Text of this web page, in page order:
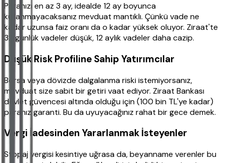
Paranızı en az 3 ay, idealde 12 ay boyunca
kullanmayacaksanız mevduat mantıklı. Çünkü vade ne
kadar uzunsa faiz oranı da o kadar yüksek oluyor. Ziraat'te
32 günlük vadeler düşük, 12 aylık vadeler daha cazip.
Düşük Risk Profiline Sahip Yatırımcılar
Borsa veya dövizde dalgalanma riski istemiyorsanız,
mevduat size sabit bir getiri vaat ediyor. Ziraat Bankası
devlet güvencesi altında olduğu için (100 bin TL'ye kadar)
paranız garanti. Bu da uyuyacağınız rahat bir gece demek.
Vergi İadesinden Yararlanmak İsteyenler
Stopaj vergisi kesintiye uğrasa da, beyanname verenler bu